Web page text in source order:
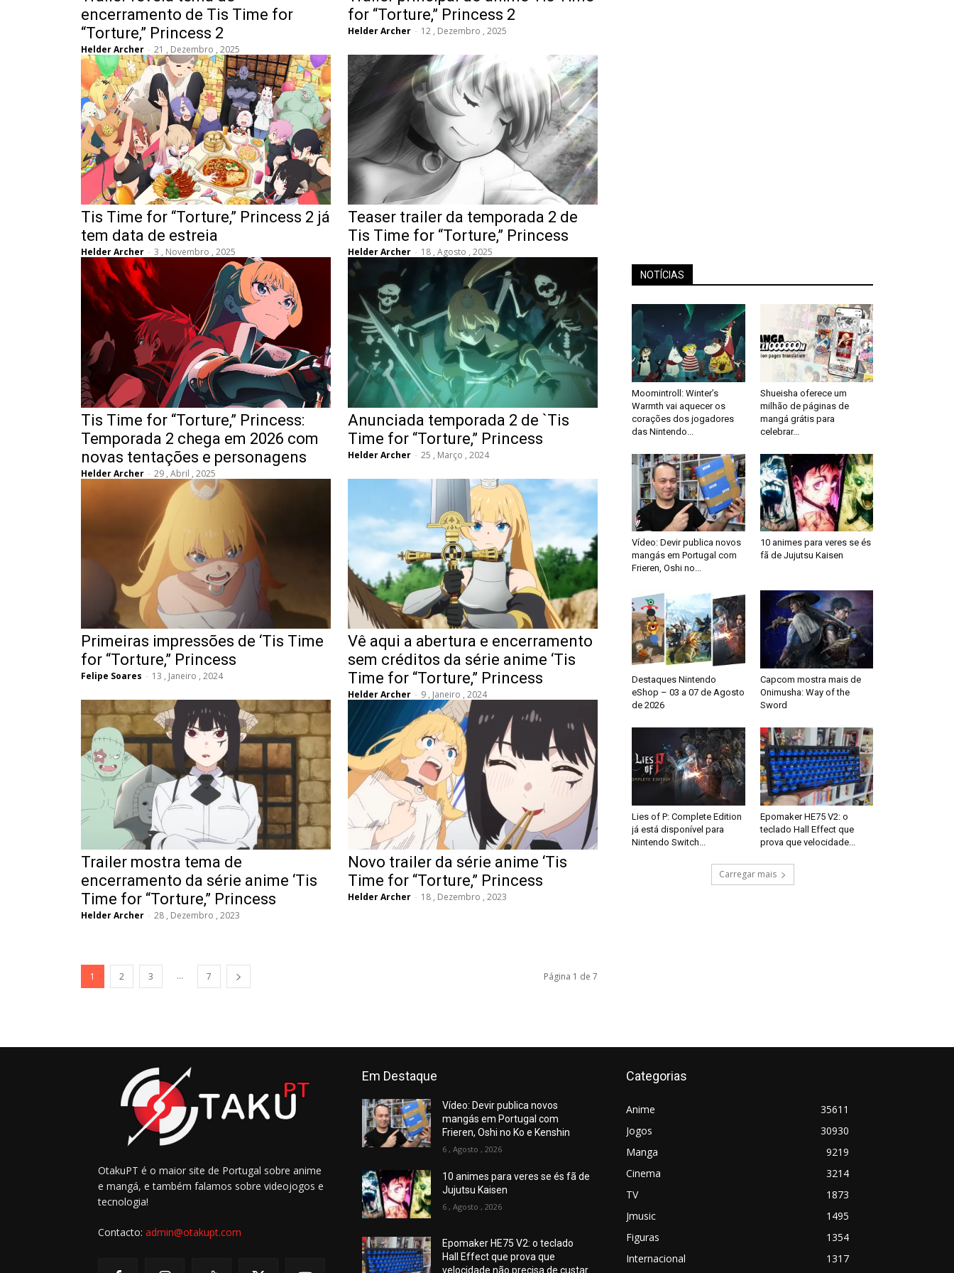
encerramento de Tis Time for
“Torture,” Princess 2
Helder Archer - 21 , Dezembro , 2025
for “Torture,” Princess 2
Helder Archer - 12 , Dezembro , 2025
Tis Time for “Torture,” Princess 2 já
tem data de estreia
Helder Archer - 3 , Novembro , 2025
Teaser trailer da temporada 2 de
Tis Time for “Torture,” Princess
Helder Archer - 18 , Agosto , 2025
Tis Time for “Torture,” Princess:
Temporada 2 chega em 2026 com
novas tentações e personagens
Helder Archer - 29 , Abril , 2025
Anunciada temporada 2 de `Tis
Time for “Torture,” Princess
Helder Archer - 25 , Março , 2024
Primeiras impressões de ‘Tis Time
for “Torture,” Princess
Felipe Soares - 13 , Janeiro , 2024
Vê aqui a abertura e encerramento
sem créditos da série anime ‘Tis
Time for “Torture,” Princess
Helder Archer - 9 , Janeiro , 2024
Trailer mostra tema de
encerramento da série anime ‘Tis
Time for “Torture,” Princess
Helder Archer - 28 , Dezembro , 2023
Novo trailer da série anime ‘Tis
Time for “Torture,” Princess
Helder Archer - 18 , Dezembro , 2023
1 2 3 ... 7 Página 1 de 7
NOTÍCIAS
Moomintroll: Winter’s
Warmth vai aquecer os
corações dos jogadores
das Nintendo...
Shueisha oferece um
milhão de páginas de
mangá grátis para
celebrar...
Vídeo: Devir publica novos
mangás em Portugal com
Frieren, Oshi no...
10 animes para veres se és
fã de Jujutsu Kaisen
Destaques Nintendo
eShop – 03 a 07 de Agosto
de 2026
Capcom mostra mais de
Onimusha: Way of the
Sword
Lies of P: Complete Edition
já está disponível para
Nintendo Switch...
Epomaker HE75 V2: o
teclado Hall Effect que
prova que velocidade...
Carregar mais
OtakuPT é o maior site de Portugal sobre anime
e mangá, e também falamos sobre videojogos e
tecnologia!
Contacto: admin@otakupt.com
Em Destaque
Vídeo: Devir publica novos
mangás em Portugal com
Frieren, Oshi no Ko e Kenshin
6 , Agosto , 2026
10 animes para veres se és fã de
Jujutsu Kaisen
6 , Agosto , 2026
Epomaker HE75 V2: o teclado
Hall Effect que prova que
velocidade não precisa de custar
Categorias
Anime
35611
Jogos
30930
Manga
9219
Cinema
3214
TV
1873
Jmusic
1495
Figuras
1354
Internacional
1317